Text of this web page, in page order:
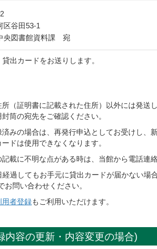
区谷田53-1
央図書館資料課 宛
出カードをお送りします。
（証明書に記載された住所）以外には発送
筒の宛先をご確認ください。
みの場合は、再発行申込としてお受けし、
ドは使用できなくなります。
載に不明な点がある時は、当館から電話連絡
経過してもお手元に貸出カードが届かない場
お問い合わせください。
用者登録もご利用いただけます。
内容の更新・内容変更の場合)